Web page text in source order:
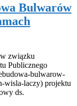
Bulwarów
związku
Publicznego
bulwarow-
wisla-laczy) projektu
ds.